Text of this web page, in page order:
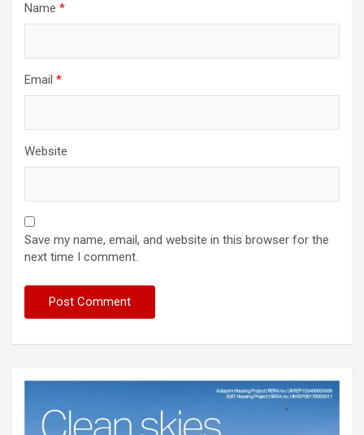
Name *
Email *
Website
Save my name, email, and website in this browser for the
next time I comment.